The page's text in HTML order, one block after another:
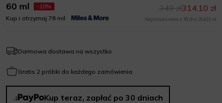
60 ml
-10%
Kup i otrzymaj 78 mil
314,10 zł
349 zł
Najniższa cena z 30 dni: 314,10 zł
Darmowa dostawa na wszystko
Gratis 2 próbki do każdego zamówienia
Kup teraz, zapłać po 30 dniach